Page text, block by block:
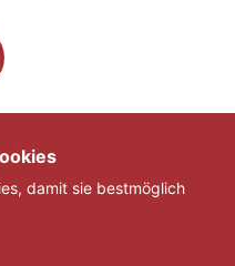
damit sie bestmöglich